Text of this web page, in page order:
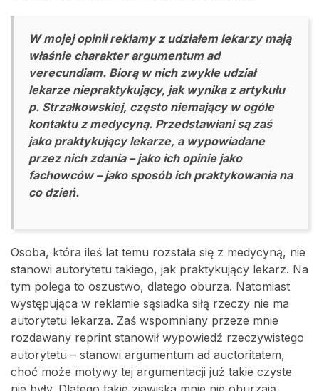
W mojej opinii reklamy z udziałem lekarzy mają
właśnie charakter argumentum ad
verecundiam. Biorą w nich zwykle udział
lekarze niepraktykujący, jak wynika z artykułu
p. Strzałkowskiej, często niemający w ogóle
kontaktu z medycyną. Przedstawiani są zaś
jako praktykujący lekarze, a wypowiadane
przez nich zdania – jako ich opinie jako
fachowców – jako sposób ich praktykowania na
co dzień.
Osoba, która ileś lat temu rozstała się z medycyną, nie
stanowi autorytetu takiego, jak praktykujący lekarz. Na
tym polega to oszustwo, dlatego oburza. Natomiast
występująca w reklamie sąsiadka siłą rzeczy nie ma
autorytetu lekarza. Zaś wspomniany przeze mnie
rozdawany reprint stanowił wypowiedź rzeczywistego
autorytetu – stanowi argumentum ad auctoritatem,
choć może motywy tej argumentacji już takie czyste